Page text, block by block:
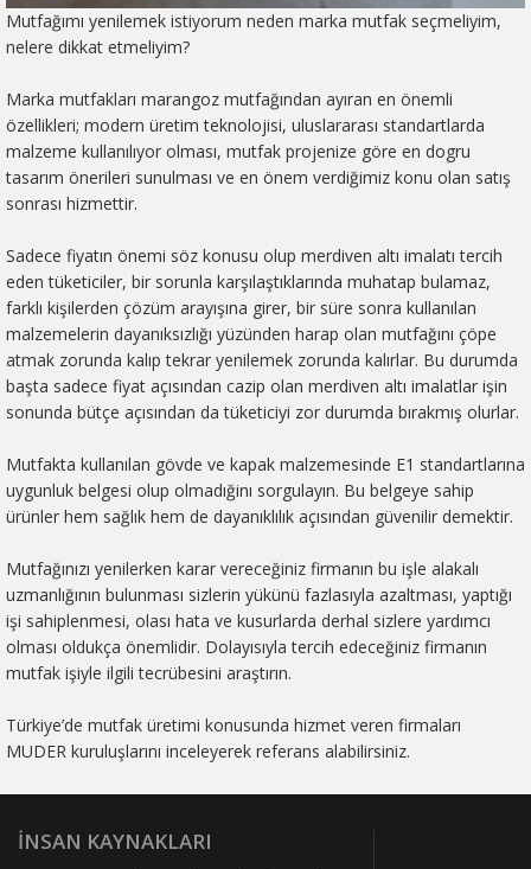
Mutfağımı yenilemek istiyorum neden marka mutfak seçmeliyim,
nelere dikkat etmeliyim?
Marka mutfakları marangoz mutfağından ayıran en önemli
özellikleri; modern üretim teknolojisi, uluslararası standartlarda
malzeme kullanılıyor olması, mutfak projenize göre en dogru
tasarım önerileri sunulması ve en önem verdiğimiz konu olan satış
sonrası hizmettir.
Sadece fiyatın önemi söz konusu olup merdiven altı imalatı tercih
eden tüketiciler, bir sorunla karşılaştıklarında muhatap bulamaz,
farklı kişilerden çözüm arayışına girer, bir süre sonra kullanılan
malzemelerin dayanıksızlığı yüzünden harap olan mutfağını çöpe
atmak zorunda kalıp tekrar yenilemek zorunda kalırlar. Bu durumda
başta sadece fiyat açısından cazip olan merdiven altı imalatlar işin
sonunda bütçe açısından da tüketiciyi zor durumda bırakmış olurlar.
Mutfakta kullanılan gövde ve kapak malzemesinde E1 standartlarına
uygunluk belgesi olup olmadığinı sorgulayın. Bu belgeye sahip
ürünler hem sağlık hem de dayanıklılık açısından güvenilir demektir.
Mutfağınızı yenilerken karar vereceğiniz firmanın bu işle alakalı
uzmanlığının bulunması sizlerin yükünü fazlasıyla azaltması, yaptığı
işi sahiplenmesi, olası hata ve kusurlarda derhal sizlere yardımcı
olması oldukça önemlidir. Dolayısıyla tercih edeceğiniz firmanın
mutfak işiyle ilgili tecrübesini araştırın.
Türkiye’de mutfak üretimi konusunda hizmet veren firmaları
MUDER kuruluşlarını inceleyerek referans alabilirsiniz.
İNSAN KAYNAKLARI